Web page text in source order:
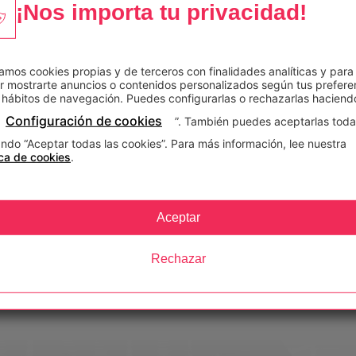
con más de 1.000 empleados, integra experimentadas
los profesionales del futuro. Cuenta actualmente con
distribuidos en la península ibérica. Además, con
y Países Bajos) y Latinoamérica (Argentina,
Rico).
CEAC, Unisport, Deusto Formación, Deusto
FP.
¡Nos importa tu privacidad!
cookies propias y de terceros con finalidades analíticas y para
mostrarte anuncios o contenidos personalizados según tus
de navegación. Puedes configurarlas o rechazarlas
Configuración de cookies
”. También puedes aceptarlas
“Aceptar todas las cookies”. Para más información, lee nuestra
de cookies.
Aceptar
Rechazar